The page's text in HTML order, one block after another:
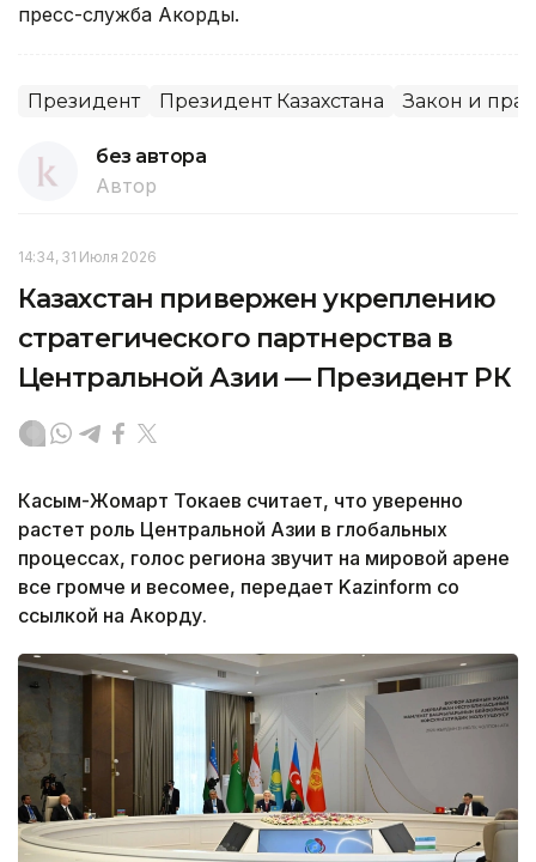
пресс-служба Акорды.
Президент Президент Казахстана Закон и
без автора
Автор
14:34, 31 Июля 2026
Казахстан привержен укреплению
стратегического партнерства в
Центральной Азии — Президент РК
Касым-Жомарт Токаев считает, что уверенно
растет роль Центральной Азии в глобальных
процессах, голос региона звучит на мировой арене
все громче и весомее, передает Kazinform со
ссылкой на Акорду.